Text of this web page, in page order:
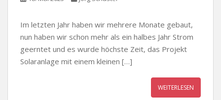
Im letzten Jahr haben wir mehrere Monate gebaut,
nun haben wir schon mehr als ein halbes Jahr Strom
geerntet und es wurde höchste Zeit, das Projekt
Solaranlage mit einem kleinen […]
WEITERLESEN